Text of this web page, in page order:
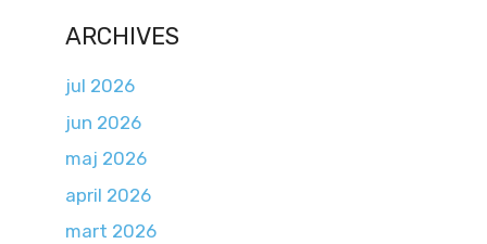
ARCHIVES
jul 2026
jun 2026
maj 2026
april 2026
mart 2026